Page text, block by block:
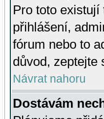
Pro toto
přihlášení,
fórum nebo to
důvod, zeptejte
Návrat nahoru
Dostávám